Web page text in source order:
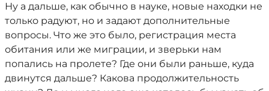
Ну а дальше, как обычно в науке, новые находки не
только радуют, но и задают дополнительные
вопросы. Что же это было, регистрация места
обитания или же миграции, и зверьки нам
попались на пролете? Где они были раньше, куда
двинутся дальше? Какова продолжительность